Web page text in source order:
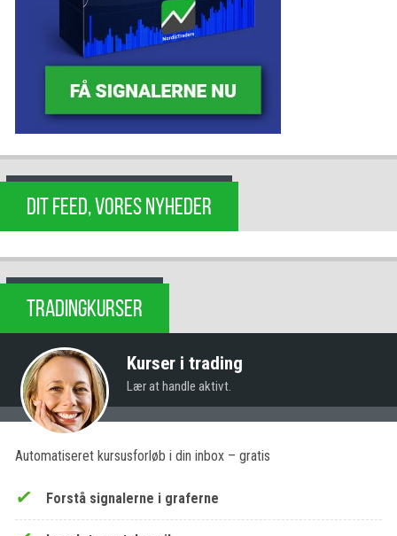
DIT FEED, VORES NYHEDER
TRADINGKURSER
Kurser i trading
Lær at handle aktivt.
Automatiseret kursusforløb i din inbox – gratis
Forstå signalerne i graferne